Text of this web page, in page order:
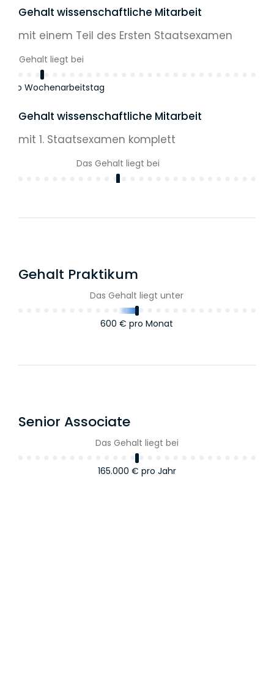
Gehalt wissenschaftliche Mitarbeit
mit einem Teil des Ersten Staatsexamen
Das Gehalt liegt bei
pro Wochenarbeitstag
Gehalt wissenschaftliche Mitarbeit
mit 1. Staatsexamen komplett
Das Gehalt liegt bei
1.100 €und1.400 €
Wochenarbeitstag
Gehalt Praktikum
Das Gehalt liegt unter
600 €pro Monat
Senior Associate
Das Gehalt liegt bei
165.000 € pro Jahr